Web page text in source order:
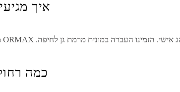
איך
אישי. הזמינו העברה במונית מרמת גן לחיפה. ORMAX מציעה לארגן את הטיול שלך בנוחות ובטיחות מירבית.
כמה